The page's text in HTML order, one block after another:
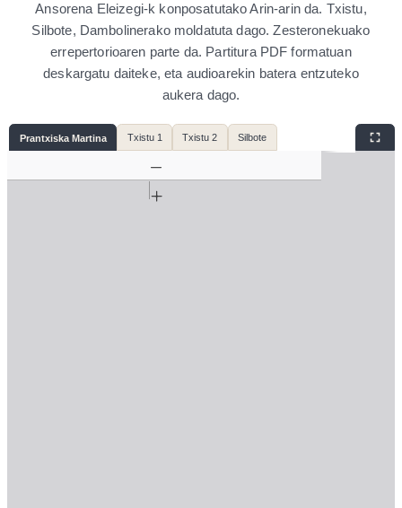
Ansorena Eleizegi-k konposatutako Arin-arin da. Txistu,
Silbote, Dambolinerako moldatuta dago. Zesteronekuako
errepertorioaren parte da. Partitura PDF formatuan
deskargatu daiteke, eta audioarekin batera entzuteko
aukera dago.
Prantxiska Martina Txistu 1 Txistu 2 Silbote